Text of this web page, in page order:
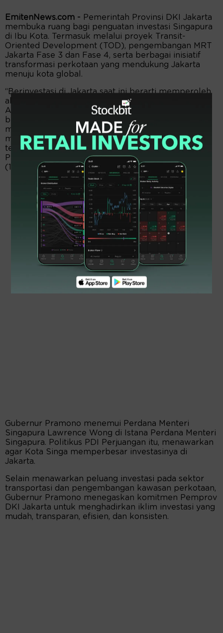
EmitenNews.com - Pemerintah Provinsi DKI Jakarta
membuka ruang bagi penguatan investasi Singapura
di Ibu Kota. Termasuk melalui proyek Transit-
Oriented Development (TOD), pengembangan MRT
Jakarta Fase 3 dan Fase 4, serta berbagai inisiatif
transformasi perkotaan yang mendukung Jakarta
menuju kota global.
“Berinvestasi di Jakarta saat ini berarti memperoleh
akses ke salah satu pasar terbesar di Asia Tenggara.
Arus investasi yang mengalir ke Jakarta akan
berkontribusi pada pertumbuhan Indonesia,
memperkuat perekonomian ASEAN, serta
menciptakan nilai tambah bagi mitra regional,
termasuk Singapura,” kata Gubernur DKI Jakarta
Pramono Anung Wibowo kepada pers, Selasa
(16/6/2026).
Gubernur Pramono menemui Perdana Menteri
Singapura Lawrence Wong di Istana Perdana Menteri
Singapura. Politikus PDI Perjuangan itu, menawarkan
agar Kota Singa memperbesar investasinya di
Jakarta.
Selain menawarkan peluang investasi pada sektor
transportasi dan pengembangan kawasan perkotaan,
Gubernur Pramono menegaskan komitmen Pemprov
DKI Jakarta untuk menghadirkan iklim investasi yang
mudah, transparan, efisien, dan konsisten.